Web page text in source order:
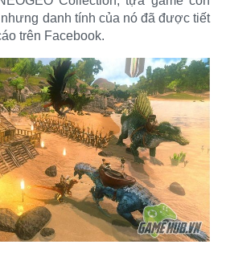
danh tính của nó đã được tiết
trên Facebook.​